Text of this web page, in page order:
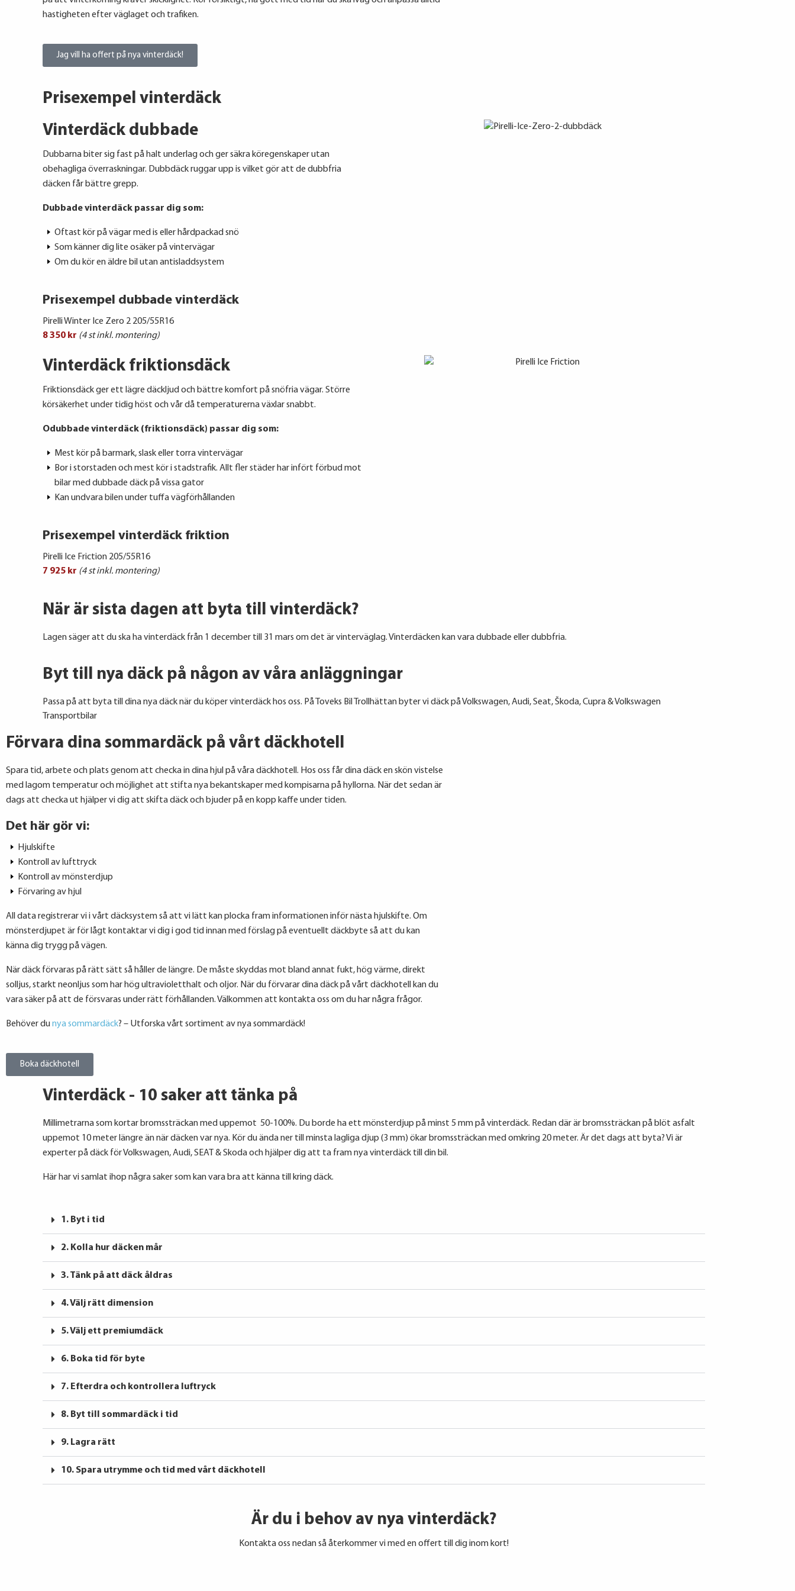
hastigheten efter väglaget och trafiken.
Jag vill ha offert på nya vinterdäck!
Prisexempel vinterdäck
Vinterdäck dubbade
Dubbarna biter sig fast på halt underlag och ger säkra köregenskaper utan
obehagliga överraskningar. Dubbdäck ruggar upp is vilket gör att de dubbfria
däcken får bättre grepp.
Dubbade vinterdäck passar dig som:
Oftast kör på vägar med is eller hårdpackad snö
Som känner dig lite osäker på vintervägar
Om du kör en äldre bil utan antisladdsystem
Prisexempel dubbade vinterdäck
Pirelli Winter Ice Zero 2 205/55R16
8 350 kr (4 st inkl. montering)
Vinterdäck friktionsdäck
Friktionsdäck ger ett lägre däckljud och bättre komfort på snöfria vägar. Större
körsäkerhet under tidig höst och vår då temperaturerna växlar snabbt.
Odubbade vinterdäck (friktionsdäck) passar dig som:
Mest kör på barmark, slask eller torra vintervägar
Bor i storstaden och mest kör i stadstrafik. Allt fler städer har infört förbud mot
bilar med dubbade däck på vissa gator
Kan undvara bilen under tuffa vägförhållanden
Prisexempel vinterdäck friktion
Pirelli Ice Friction 205/55R16
7 925 kr (4 st inkl. montering)
När är sista dagen att byta till vinterdäck?
Lagen säger att du ska ha vinterdäck från 1 december till 31 mars om det är vinterväglag. Vinterdäcken kan vara dubbade eller dubbfria.
Byt till nya däck på någon av våra anläggningar
Passa på att byta till dina nya däck när du köper vinterdäck hos oss. På Toveks Bil Trollhättan byter vi däck påVolkswagen, Audi, Seat, Škoda, Cupra & Volkswagen
Transportbilar
Förvara dina sommardäck på vårt däckhotell
Spara tid, arbete och plats genom att checka in dina hjul på våra däckhotell. Hos oss får dina däck en skön vistelse
med lagom temperatur och möjlighet att stifta nya bekantskaper med kompisarna på hyllorna. När det sedan är
dags att checka ut hjälper vi dig att skifta däck och bjuder på en kopp kaffe under tiden.
Det här gör vi:
Hjulskifte
Kontroll av lufttryck
Kontroll av mönsterdjup
Förvaring av hjul
All data registrerar vi i vårt däcksystem så att vi lätt kan plocka fram informationen inför nästa hjulskifte. Om
mönsterdjupet är för lågt kontaktar vi dig i god tid innan med förslag på eventuellt däckbyte så att du kan
känna dig trygg på vägen.
När däck förvaras på rätt sätt så håller de längre. De måste skyddas mot bland annat fukt, hög värme, direkt
solljus, starkt neonljus som har hög ultravioletthalt och oljor. När du förvarar dina däck på vårt däckhotell kan du
vara säker på att de försvaras under rätt förhållanden. Välkommen att kontakta oss om du har några frågor.
Behöver dunya sommardäck? – Utforska vårt sortiment av nya sommardäck!
Boka däckhotell
Vinterdäck - 10 saker att tänka på
Millimetrarna som kortar bromssträckan med uppemot 50-100%. Du borde ha ett mönsterdjup på minst 5 mm på vinterdäck. Redan där är bromssträckan på blöt asfalt
uppemot 10 meter längre än när däcken var nya. Kör du ända ner till minsta lagliga djup (3 mm) ökar bromssträckan med omkring 20 meter. Är det dags att byta? Vi är
experter på däck för Volkswagen, Audi, SEAT & Skoda och hjälper dig att ta fram nya vinterdäck till din bil.
Här har vi samlat ihop några saker som kan vara bra att känna till kring däck.
1. Byt i tid
2. Kolla hur däcken mår
3. Tänk på att däck åldras
4. Välj rätt dimension
5. Välj ett premiumdäck
6. Boka tid för byte
7. Efterdra och kontrollera luftryck
8. Byt till sommardäck i tid
9. Lagra rätt
10. Spara utrymme och tid med vårt däckhotell
Är du i behov av nya vinterdäck?
Kontakta oss nedan så återkommer vi med en offert till dig inom kort!